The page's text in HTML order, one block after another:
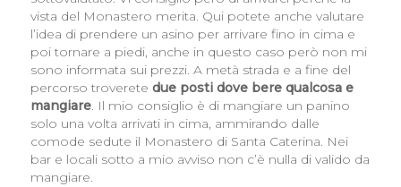
vista del Monastero merita. Qui potete anche valutare
l’idea di prendere un asino per arrivare fino in cima e
poi tornare a piedi, anche in questo caso però non mi
sono informata sui prezzi. A metà strada e a fine del
percorso troverete due posti dove bere qualcosa e
mangiare. Il mio consiglio è di mangiare un panino
solo una volta arrivati in cima, ammirando dalle
comode sedute il Monastero di Santa Caterina. Nei
bar e locali sotto a mio avviso non c’è nulla di valido da
mangiare.